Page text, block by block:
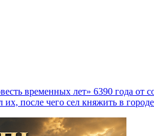
временных лет» 6390 года от
после чего сел княжить в